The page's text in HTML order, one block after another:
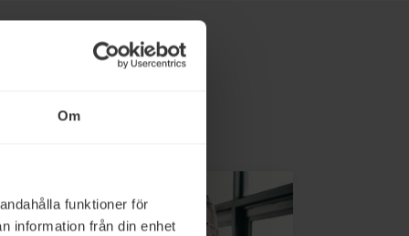
Om
funktioner för
information från din enhet